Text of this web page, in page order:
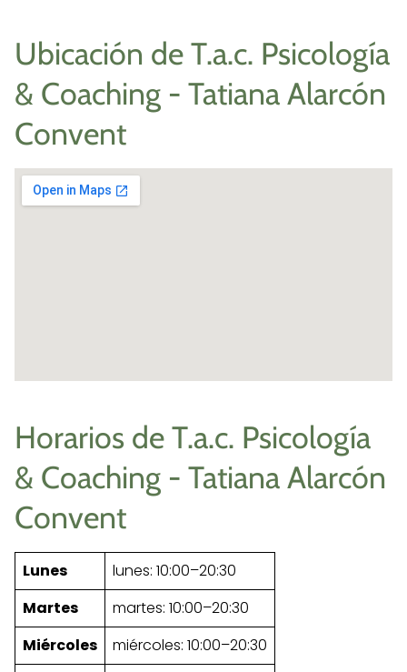
Ubicación de T.a.c. Psicología
& Coaching - Tatiana Alarcón
Convent
Horarios de T.a.c. Psicología
& Coaching - Tatiana Alarcón
Convent
Lunes
lunes: 10:00–20:30
Martes
martes: 10:00–20:30
Miércoles
miércoles: 10:00–20:30